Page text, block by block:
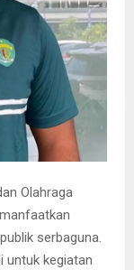
Olahraga
serbaguna.
untuk kegiatan